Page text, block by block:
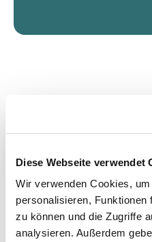
Diese Webseite verwendet
Wir verwenden Cookies,
personalisieren, Funktionen
zu können und die Zugriffe
analysieren. Außerdem